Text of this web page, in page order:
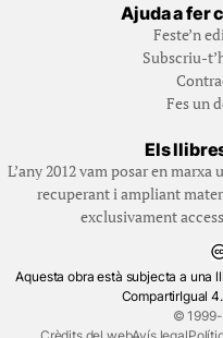
Ajuda a fer
Feste’n
Subscriu-
Fes un
Els
L’any 2012 vam posar en
recuperant i ampliant
exclusivament
Aquesta obra està subjecta a una
CompartirIgual
©